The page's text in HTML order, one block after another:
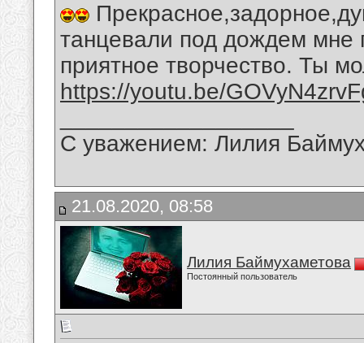
танцевали под дождем мне
приятное творчество. Ты
https://youtu.be/
С уважением: Лилия
21.08.2020, 08:58
Лилия Баймухаметова
Постоянный пользователь